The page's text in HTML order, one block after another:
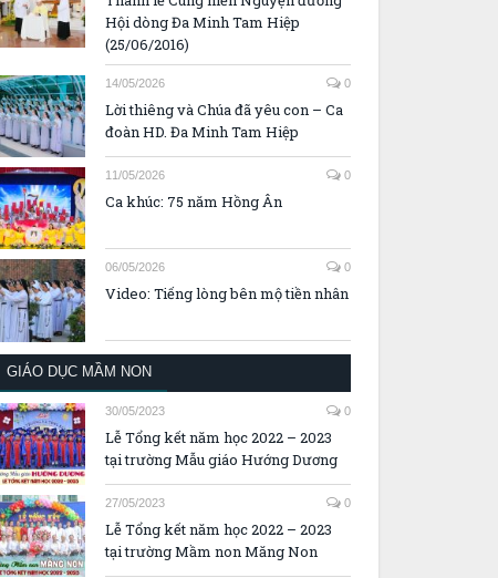
Hội dòng Đa Minh Tam Hiệp
(25/06/2016)
14/05/2026 0
Lời thiêng và Chúa đã yêu con – Ca
đoàn HD. Đa Minh Tam Hiệp
11/05/2026 0
Ca khúc: 75 năm Hồng Ân
06/05/2026 0
Video: Tiếng lòng bên mộ tiền nhân
GIÁO DỤC MẦM NON
30/05/2023 0
Lễ Tổng kết năm học 2022 – 2023
tại trường Mẫu giáo Hướng Dương
27/05/2023 0
Lễ Tổng kết năm học 2022 – 2023
tại trường Mầm non Măng Non